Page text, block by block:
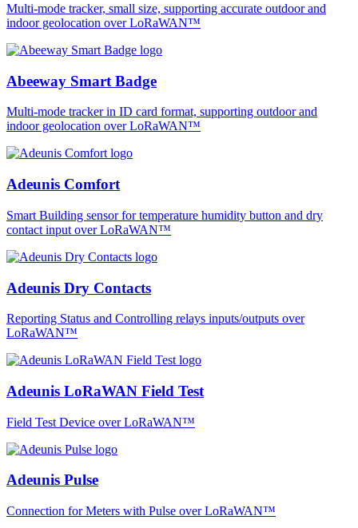
Multi-mode tracker, small size, supporting accurate outdoor and
indoor geolocation over LoRaWAN™
Abeeway Smart Badge
Multi-mode tracker in ID card format, supporting outdoor and
indoor geolocation over LoRaWAN™
Adeunis Comfort
Smart Building sensor for temperature humidity button and dry
contact input over LoRaWAN™
Adeunis Dry Contacts
Reporting Status and Controlling relays inputs/outputs over
LoRaWAN™
Adeunis LoRaWAN Field Test
Field Test Device over LoRaWAN™
Adeunis Pulse
Connection for Meters with Pulse over LoRaWAN™